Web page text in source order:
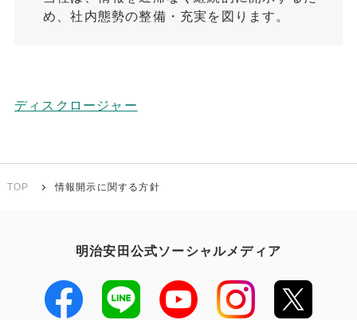
め、社内態勢の整備・充実を図ります。
ディスクロージャー
TOP 情報開示に関する方針
明治安田公式ソーシャルメディア